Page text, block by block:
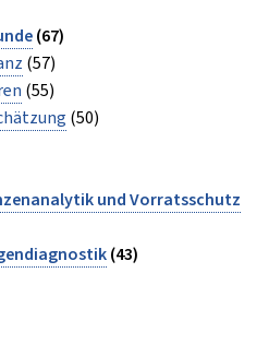
(67)
(57)
(55)
(50)
und Vorratsschutz
(43)